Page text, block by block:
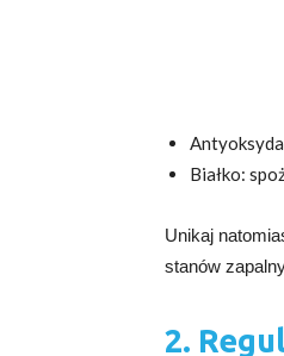
Białko:
Unikaj
stanów
2.